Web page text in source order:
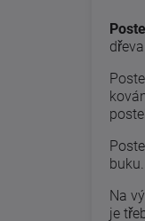
buku.
Na
je